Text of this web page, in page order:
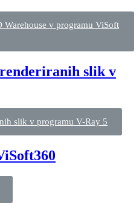
v programu ViSoft
slik v
slik v programu V-Ray 5